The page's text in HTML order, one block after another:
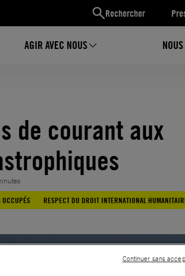
Rechercher
AGIR AVEC NOUS
de courant aux
OCCUPÉS RESPECT DU DROIT INTERNATIONAL
Continuer sans